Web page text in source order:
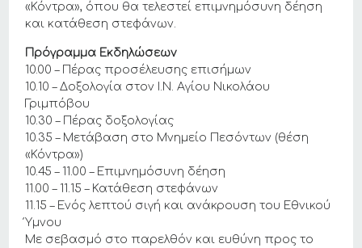
«Κόντρα», όπου θα τελεστεί επιμνημόσυνη δέηση
και κατάθεση στεφάνων.
Πρόγραμμα Εκδηλώσεων
10.00 – Πέρας προσέλευσης επισήμων
10.10 – Δοξολογία στον Ι.Ν. Αγίου Νικολάου
Γριμπόβου
10.30 – Πέρας δοξολογίας
10.35 – Μετάβαση στο Μνημείο Πεσόντων (θέση
«Κόντρα»)
10.45 – 11.00 – Επιμνημόσυνη δέηση
11.00 – 11.15 – Κατάθεση στεφάνων
11.15 – Ενός λεπτού σιγή και ανάκρουση του Εθνικού
Ύμνου
Με σεβασμό στο παρελθόν και ευθύνη προς το